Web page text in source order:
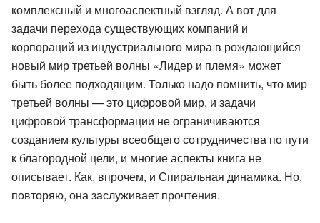
комплексный и многоаспектный взгляд. А вот для
задачи перехода существующих компаний и
корпораций из индустриального мира в рождающийся
новый мир третьей волны «Лидер и племя» может
быть более подходящим. Только надо помнить, что мир
третьей волны — это цифровой мир, и задачи
цифровой трансформации не ограничиваются
созданием культуры всеобщего сотрудничества по пути
к благородной цели, и многие аспекты книга не
описывает. Как, впрочем, и Спиральная динамика. Но,
повторяю, она заслуживает прочтения.